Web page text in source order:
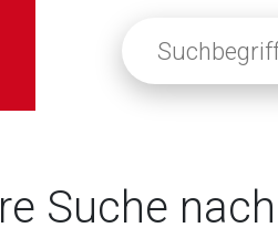
eingeben
oder
klicken,
Suche nach